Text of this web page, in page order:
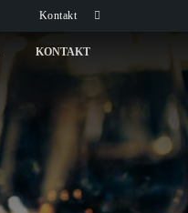
Kontakt
KONTAKT